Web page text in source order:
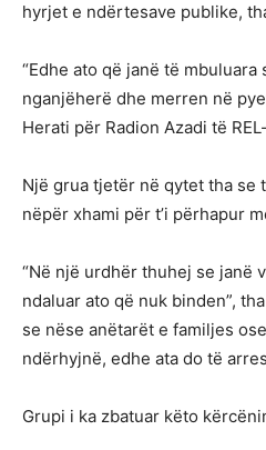
hyrjet e ndërtesave publike,
“Edhe ato që janë të
nganjëherë dhe merren në
Herati për Radion Azadi të
Një grua tjetër në qytet tha se
nëpër xhami për t’i përhapur
“Në një urdhër thuhej se janë
ndaluar ato që nuk binden”,
se nëse anëtarët e familjes
ndërhyjnë, edhe ata do të
Grupi i ka zbatuar këto